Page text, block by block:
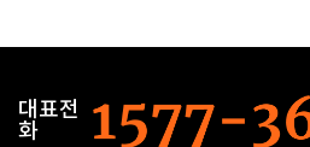
대표전
화